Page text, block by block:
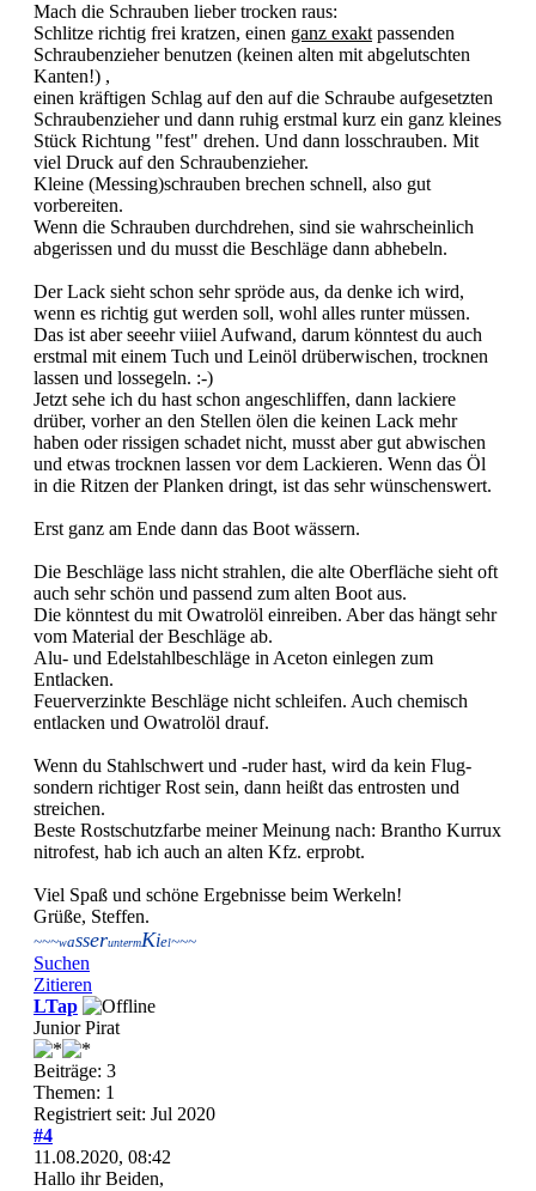
Mach die Schrauben lieber trocken raus:
Schlitze richtig frei kratzen, einen ganz exakt passenden
Schraubenzieher benutzen (keinen alten mit abgelutschten
Kanten!) ,
einen kräftigen Schlag auf den auf die Schraube aufgesetzten
Schraubenzieher und dann ruhig erstmal kurz ein ganz kleines
Stück Richtung "fest" drehen. Und dann losschrauben. Mit
viel Druck auf den Schraubenzieher.
Kleine (Messing)schrauben brechen schnell, also gut
vorbereiten.
Wenn die Schrauben durchdrehen, sind sie wahrscheinlich
abgerissen und du musst die Beschläge dann abhebeln.
Der Lack sieht schon sehr spröde aus, da denke ich wird,
wenn es richtig gut werden soll, wohl alles runter müssen.
Das ist aber seeehr viiiel Aufwand, darum könntest du auch
erstmal mit einem Tuch und Leinöl drüberwischen, trocknen
lassen und lossegeln. :-)
Jetzt sehe ich du hast schon angeschliffen, dann lackiere
drüber, vorher an den Stellen ölen die keinen Lack mehr
haben oder rissigen schadet nicht, musst aber gut abwischen
und etwas trocknen lassen vor dem Lackieren. Wenn das Öl
in die Ritzen der Planken dringt, ist das sehr wünschenswert.
Erst ganz am Ende dann das Boot wässern.
Die Beschläge lass nicht strahlen, die alte Oberfläche sieht oft
auch sehr schön und passend zum alten Boot aus.
Die könntest du mit Owatrolöl einreiben. Aber das hängt sehr
vom Material der Beschläge ab.
Alu- und Edelstahlbeschläge in Aceton einlegen zum
Entlacken.
Feuerverzinkte Beschläge nicht schleifen. Auch chemisch
entlacken und Owatrolöl drauf.
Wenn du Stahlschwert und -ruder hast, wird da kein Flug-
sondern richtiger Rost sein, dann heißt das entrosten und
streichen.
Beste Rostschutzfarbe meiner Meinung nach: Brantho Kurrux
nitrofest, hab ich auch an alten Kfz. erprobt.
Viel Spaß und schöne Ergebnisse beim Werkeln!
Grüße, Steffen.
~~~wasseruntermKiel~~~
Suchen
Zitieren
LTap
Junior Pirat
Beiträge: 3
Themen: 1
Registriert seit: Jul 2020
#4
11.08.2020, 08:42
Hallo ihr Beiden,